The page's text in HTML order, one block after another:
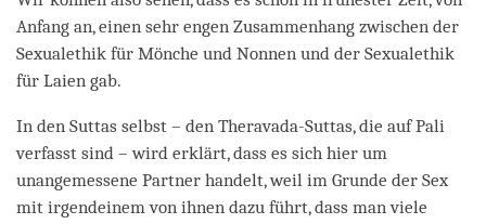
Anfang an, einen sehr engen Zusammenhang zwischen der
Sexualethik für Mönche und Nonnen und der Sexualethik
für Laien gab.
In den Suttas selbst – den Theravada-Suttas, die auf Pali
verfasst sind – wird erklärt, dass es sich hier um
unangemessene Partner handelt, weil im Grunde der Sex
mit irgendeinem von ihnen dazu führt, dass man viele